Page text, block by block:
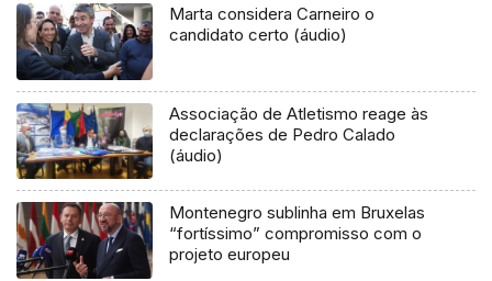
Marta considera Carneiro o
candidato certo (áudio)
Associação de Atletismo reage às
declarações de Pedro Calado
(áudio)
Montenegro sublinha em Bruxelas
“fortíssimo” compromisso com o
projeto europeu